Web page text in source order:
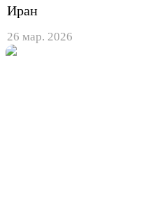
Иран
26 мар. 2026